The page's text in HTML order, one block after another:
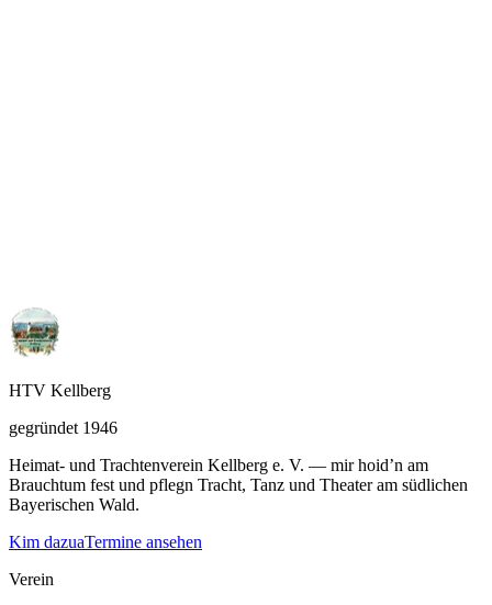
HTV Kellberg
gegründet 1946
Heimat- und Trachtenverein Kellberg e. V. — mir hoid’n am
Brauchtum fest und pflegn Tracht, Tanz und Theater am südlichen
Bayerischen Wald.
Kim dazuaTermine ansehen
Verein